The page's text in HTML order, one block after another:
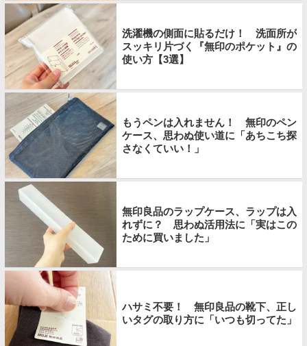
洗濯機の側面に貼るだけ！ 洗面所が
スッキリ片づく『無印のポケット』の
使い方【3選】
もうペンは入れません！ 無印のペン
ケース、思わぬ使い道に「あちこち探
さなくていい！」
無印良品のラップケース、ラップは入
れずに？ 思わぬ活用法に「実はこの
ために買いました」
ハサミ不要！ 無印良品の靴下、正し
いタグの取り方に「いつも切ってた」